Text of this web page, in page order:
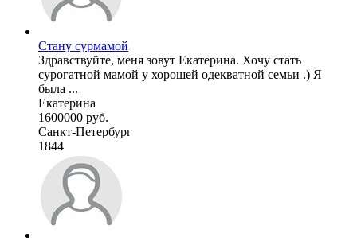
Стану сурмамой
Здравствуйте, меня зовут Екатерина. Хочу стать
сурогатной мамой у хорошей одекватной семьи .) Я
была ...
Екатерина
1600000 руб.
Санкт-Петербург
1844